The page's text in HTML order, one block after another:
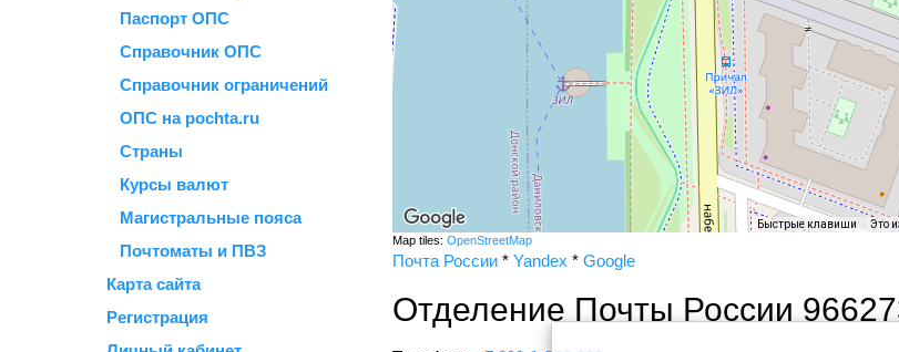
Паспорт ОПС
Справочник ОПС
Справочник ограничений
ОПС на pochta.ru
Страны
Курсы валют
Магистральные пояса
Почтоматы и ПВЗ
Карта сайта
Регистрация
Быстрые клавиши Это
Map tiles: OpenStreetMap
Почта России * Yandex * Google
Отделение Почты России